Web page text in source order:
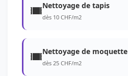
Nettoyage de tapis
dès 10 CHF/m2
Nettoyage de moquette
dès 25 CHF/m2